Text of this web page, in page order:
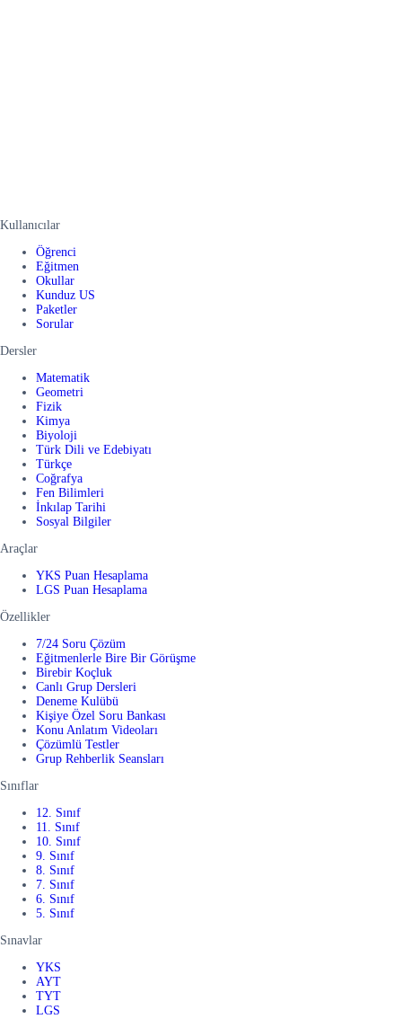
Kullanıcılar
Öğrenci
Eğitmen
Okullar
Kunduz US
Paketler
Sorular
Dersler
Matematik
Geometri
Fizik
Kimya
Biyoloji
Türk Dili ve Edebiyatı
Türkçe
Coğrafya
Fen Bilimleri
İnkılap Tarihi
Sosyal Bilgiler
Araçlar
YKS Puan Hesaplama
LGS Puan Hesaplama
Özellikler
7/24 Soru Çözüm
Eğitmenlerle Bire Bir Görüşme
Birebir Koçluk
Canlı Grup Dersleri
Deneme Kulübü
Kişiye Özel Soru Bankası
Konu Anlatım Videoları
Çözümlü Testler
Grup Rehberlik Seansları
Sınıflar
12. Sınıf
11. Sınıf
10. Sınıf
9. Sınıf
8. Sınıf
7. Sınıf
6. Sınıf
5. Sınıf
Sınavlar
YKS
AYT
TYT
LGS